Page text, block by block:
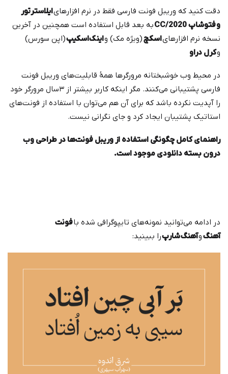
دقت کنید که وریبل فونت فارسی فقط در نرم افزارهایایلاسترتور
وفتوشاپ 2020/CC
به بعد قابل استفاده است همچنین در آخرین
نسخه نرم افزارهایاسکچ(ویژه مک) واینک‌اسکیپ(اپن سورس)
وکرل دراو
در محیط وب خوشبختانه مرورگرها همهٔ قابلیت‌های وریبل فونت
فارسی پشتیبانی می‌‌کنند. مگر اینکه کاربر بیشتر از ۳سال مرورگر خود
را آپدیت نکرده باشد که برای آن هم می‌توان با استفاده از فونت‌های
استاتیک پشتیبان ایجاد کرد و جای نگرانی نیست.
راهنمای کامل چگونگی استفاده از وریبل فونت‌ها در طراحی وب
درون بسته دانلودی موجود است.
در ادامه می‌توانید نمونه‌های تایپوگرافی شده بافونت
آهنگوآهنگ‌شارپرا ببینید: